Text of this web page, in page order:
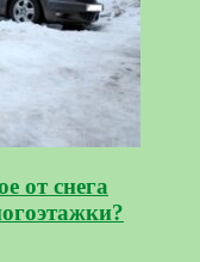
от снега